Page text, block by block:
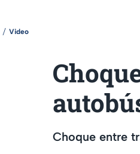
Video
Choque entre